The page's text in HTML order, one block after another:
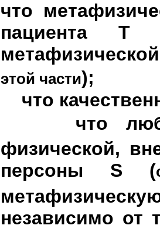
что
пациента T
этой части);
что
что
физической,
персоны S (
независимо от